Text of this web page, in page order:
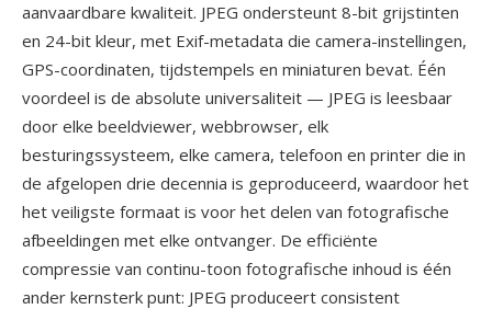
aanvaardbare kwaliteit. JPEG ondersteunt 8-bit grijstinten
en 24-bit kleur, met Exif-metadata die camera-instellingen,
GPS-coordinaten, tijdstempels en miniaturen bevat. Één
voordeel is de absolute universaliteit — JPEG is leesbaar
door elke beeldviewer, webbrowser, elk
besturingssysteem, elke camera, telefoon en printer die in
de afgelopen drie decennia is geproduceerd, waardoor het
het veiligste formaat is voor het delen van fotografische
afbeeldingen met elke ontvanger. De efficiënte
compressie van continu-toon fotografische inhoud is één
ander kernsterk punt: JPEG produceert consistent